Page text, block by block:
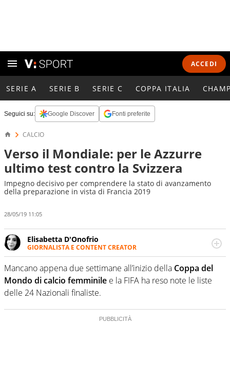
ACCEDI
SERIE A SERIE B SERIE C COPPA ITALIA
Seguici su: Google Discover Fonti preferite
CALCIO
Verso il Mondiale: per le Azzurre
ultimo test contro la Svizzera
Impegno decisivo per comprendere la stato di avanzamento
della preparazione in vista di Francia 2019
28/05/19 11:05
Elisabetta D'Onofrio
GIORNALISTA E CONTENT CREATOR
Giornalista professionista dal 2007, scrive per curiosità
personale e necessità: soprattutto di calcio, di sport e dei
suoi protagonisti, concedendosi innocenti evasioni
nell'ambito della creazione di format. Un tempo ala
destra, oggi si sente a suo agio nel ruolo di libero. Cura
Mancano appena due settimane all’inizio della Coppa del
Mondo di calcio femminile e la FIFA ha reso note le liste
delle 24 Nazionali finaliste.